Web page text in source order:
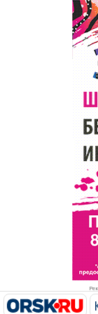
Рестораны,
Развлечения и
Спорт Фитнес
Недвижимость
Красота
Популярное